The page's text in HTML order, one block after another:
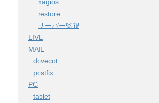
nagios
restore
サーバー監視
LIVE
MAIL
dovecot
postfix
PC
tablet